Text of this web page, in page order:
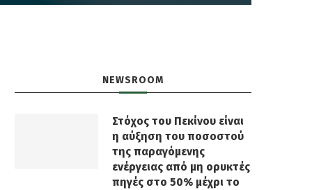
NEWSROOM
Στόχος του Πεκίνου είναι
η αύξηση του ποσοστού
της παραγόμενης
ενέργειας από μη ορυκτές
πηγές στο 50% μέχρι το